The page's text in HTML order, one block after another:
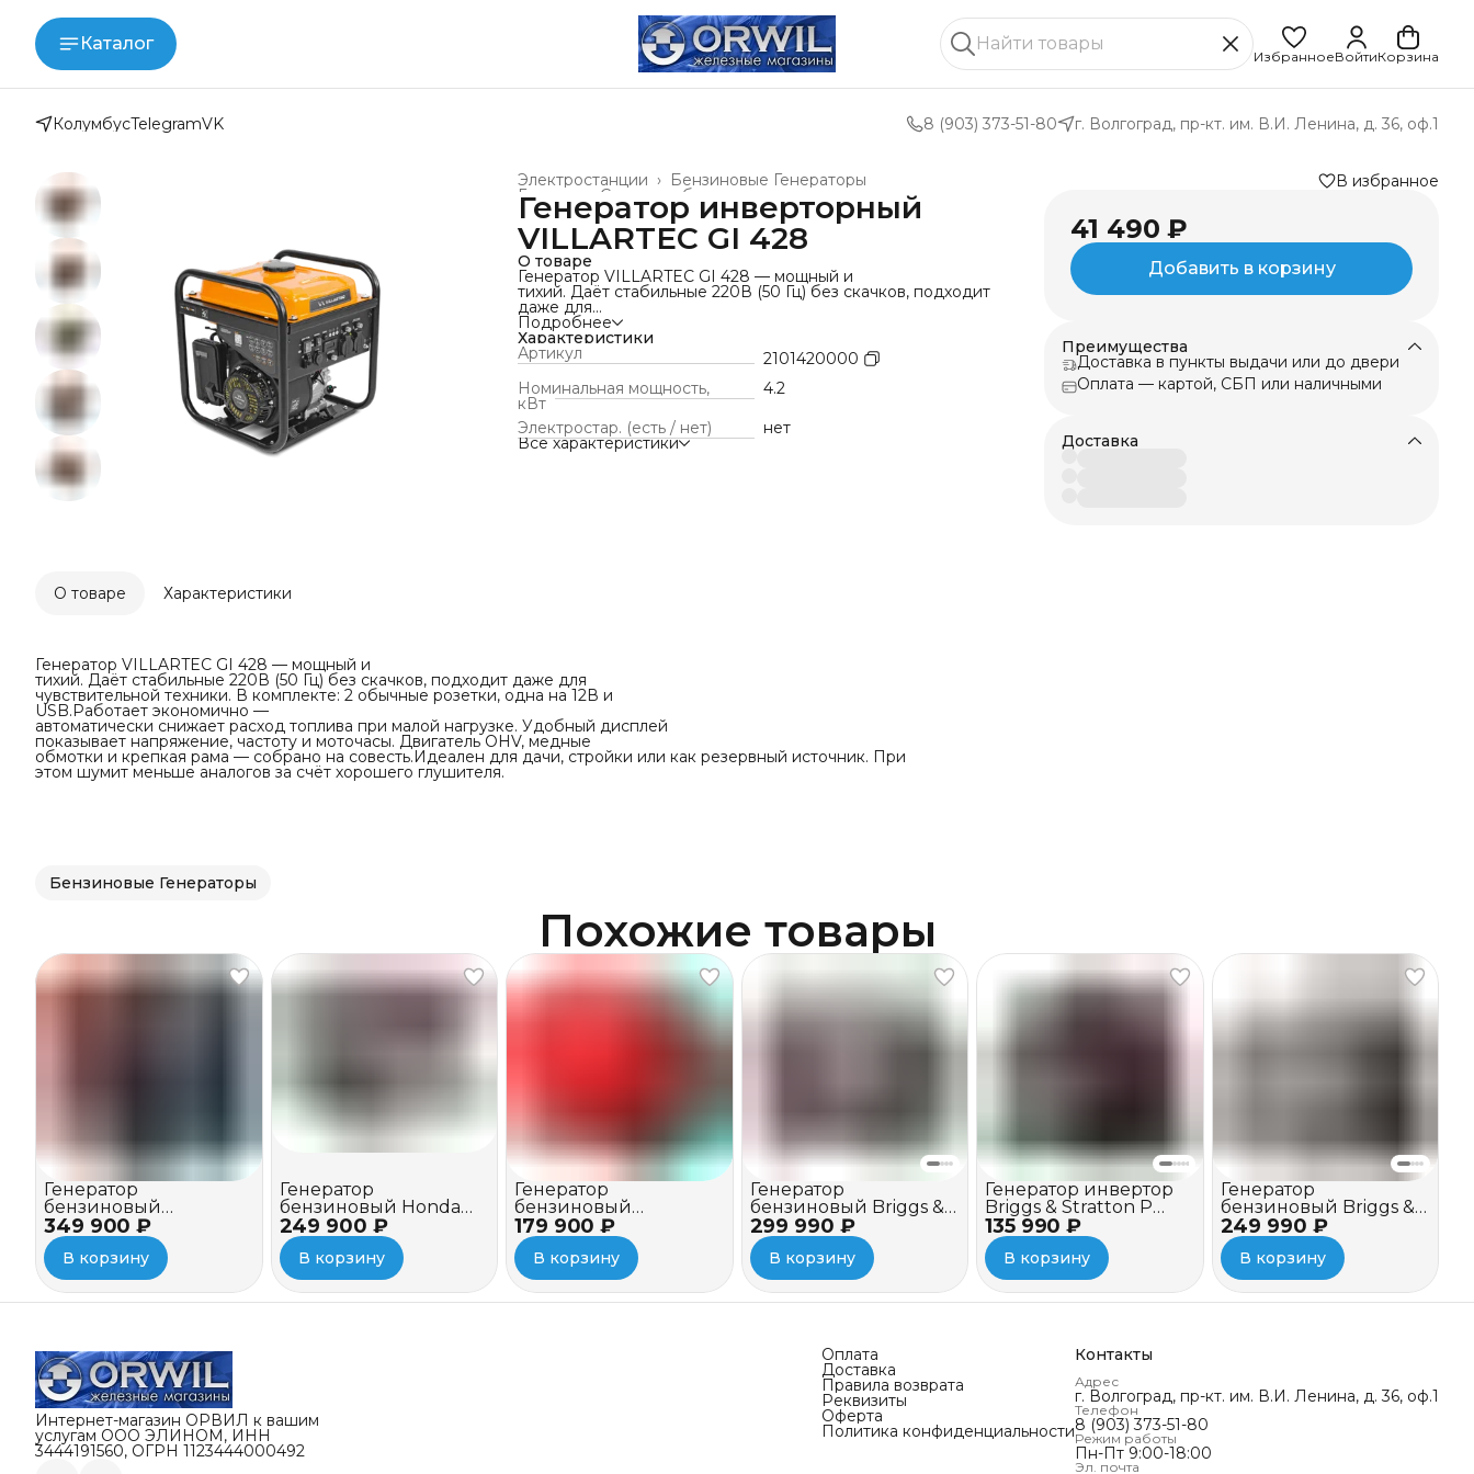
Каталог
ИзбранноеВойтиКорзина
КолумбусTelegramVK 8 (903) 373-51-80 г. Волгоград, пр-кт. им. В.И. Ленина, д. 36, оф.1
Бензиновые Генераторы
Электростанции ›
Силовое оборудование и техника
Главная
Генератор инверторный
VILLARTEC GI 428
О товаре
Генератор VILLARTEC GI 428 — мощный и
тихий. Даёт стабильные 220В (50 Гц) без скачков, подходит
даже для
чувствительной техники. В комплекте: 2 обычные розетки,
одна на 12В и
USB.Работает экономично —
автоматически снижает расход топлива при малой нагрузке.
Удобный дисплей
показывает напряжение, частоту и моточасы. Двигатель
OHV, медные
обмотки и крепкая рама — собрано на совесть.Идеален для
дачи, стройки или как резервный источник. При этом шумит
Подробнее
Характеристики
Артикул
2101420000
Номинальная мощность,
кВт
4.2
Электростар. (есть / нет)
нет
Все характеристики
В избранное
41 490 ₽
Добавить в корзину
Преимущества
Доставка в пункты выдачи или до двери
Оплата — картой, СБП или наличными
Доставка
О товаре Характеристики
Генератор VILLARTEC GI 428 — мощный и
тихий. Даёт стабильные 220В (50 Гц) без скачков, подходит даже для
чувствительной техники. В комплекте: 2 обычные розетки, одна на 12В и
USB.Работает экономично —
автоматически снижает расход топлива при малой нагрузке. Удобный дисплей
показывает напряжение, частоту и моточасы. Двигатель OHV, медные
обмотки и крепкая рама — собрано на совесть.Идеален для дачи, стройки или как резервный источник. При
этом шумит меньше аналогов за счёт хорошего глушителя.
Бензиновые Генераторы
Похожие товары
349 900 ₽
Генератор
бензиновый
инверторный Honda
EU 30 iS1
В корзину
249 900 ₽
Генератор
бензиновый Honda
EG 6500 CXS
В корзину
179 900 ₽
Генератор
бензиновый
инверторный Honda
EU 22 iT
В корзину
299 990 ₽
Генератор
бензиновый Briggs &
Stratton Q 6500
Inverter
В корзину
135 990 ₽
Генератор инвертор
Briggs & Stratton P
2400 Inverter
В корзину
249 990 ₽
Генератор
бензиновый Briggs &
Stratton P 4500
Inverter
В корзину
Интернет-магазин ОРВИЛ к вашим
услугам ООО ЭЛИНОМ, ИНН
3444191560, ОГРН 1123444000492
Оплата
Доставка
Правила возврата
Реквизиты
Оферта
Политика конфиденциальности
Контакты
Адрес
г. Волгоград, пр-кт. им. В.И. Ленина, д. 36, оф.1
Телефон
8 (903) 373-51-80
Режим работы
Пн-Пт 9:00-18:00
Эл. почта